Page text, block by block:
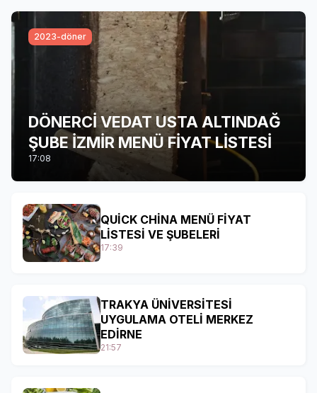
2023-döner
DÖNERCİ VEDAT USTA ALTINDAĞ
ŞUBE İZMİR MENÜ FİYAT LİSTESİ
17:08
QUİCK CHİNA MENÜ FİYAT
LİSTESİ VE ŞUBELERİ
17:39
TRAKYA ÜNİVERSİTESİ
UYGULAMA OTELİ MERKEZ
EDİRNE
21:57